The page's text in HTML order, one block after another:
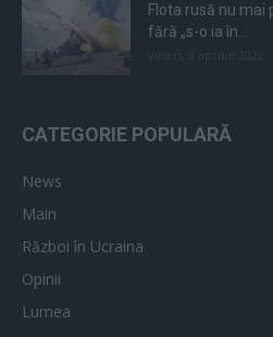
Flota rusă nu mai
fără „s-o ia în...
CATEGORIE POPULARĂ
News
Main
Război în Ucraina
Opinii
Lumea